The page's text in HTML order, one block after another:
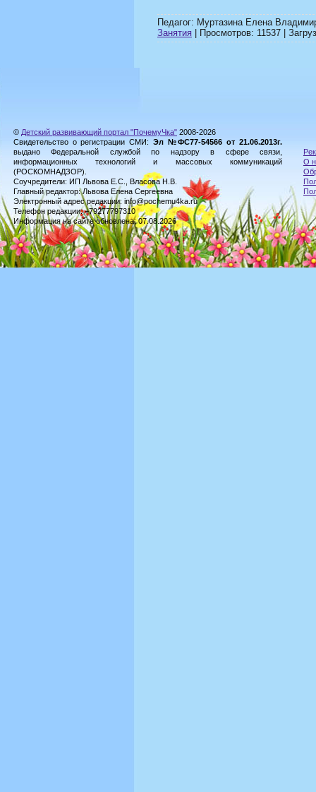
Педагог: Муртазина Елена
Занятия | Просмотров: 11537 |
© Детский развивающий портал "ПочемуЧка" 2008-2026
Свидетельство о регистрации СМИ: Эл №ФС77-54566 от 21.06.2013г.
выдано Федеральной службой по надзору в сфере связи,
информационных технологий и массовых коммуникаций
(РОСКОМНАДЗОР).
Соучредители: ИП Львова Е.С., Власова Н.В.
Главный редактор: Львова Елена Сергеевна
Электронный адрес редакции: info@pochemu4ka.ru
Телефон редакции: +79277797310
Информация на сайте обновлена: 07.08.2026
О